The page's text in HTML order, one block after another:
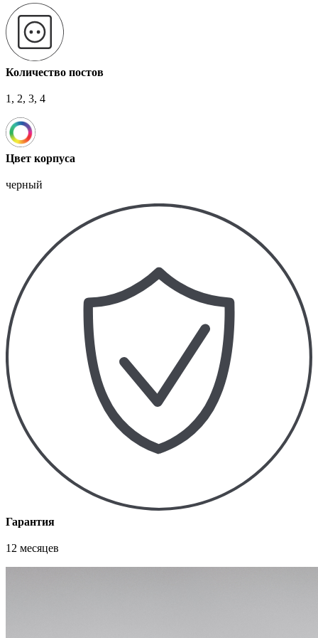
Количество постов
1, 2, 3, 4
Цвет корпуса
черный
Гарантия
12 месяцев